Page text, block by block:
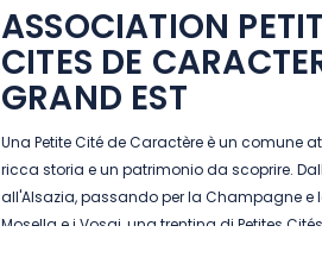
ASSOCIATION
CITES DE
GRAND EST
Una Petite Cité de Caractère è un comune
ricca storia e un patrimonio da scoprire.
all'Alsazia, passando per la Champagne e
Mosella e i Vosgi, una trentina di Petites